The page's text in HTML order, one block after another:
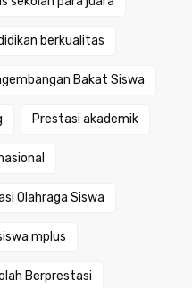
berkualitas
Bakat Siswa
Prestasi akademik
Olahraga Siswa
mplus
Berprestasi